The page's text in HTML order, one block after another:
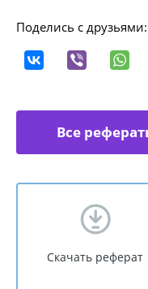
Поделись с друзьями:
Все
Скачать реферат